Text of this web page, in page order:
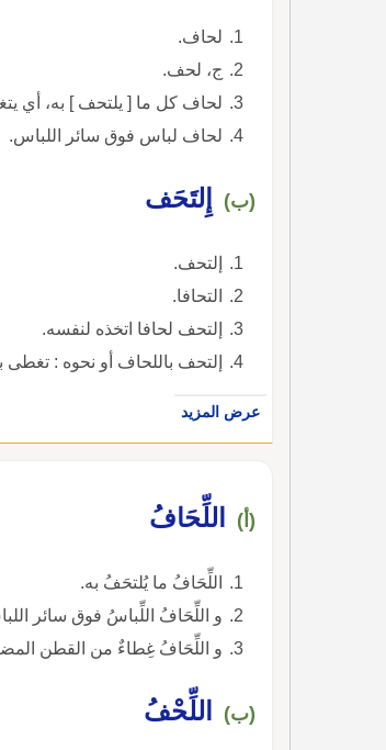
لحاف.
ج، لحف.
لحاف كل ما [ يلتحف ] به، أي
لحاف لباس فوق سائر اللباس.
(ب) إِلتَحَف
إلتحف.
التحافا.
إلتحف لحافا اتخذه لنفسه.
إلتحف باللحاف أو نحوه : تغطى
عرض المزيد
(أ) اللِّحَافُ
اللِّحَافُ ما يُلتحَفُ به.
و اللِّحَافُ اللِّباسُ فوق سائر
و اللِّحَافُ غِطاءٌ من القطن المضرَّب يتدثَّر
(ب) اللِّحْفُ